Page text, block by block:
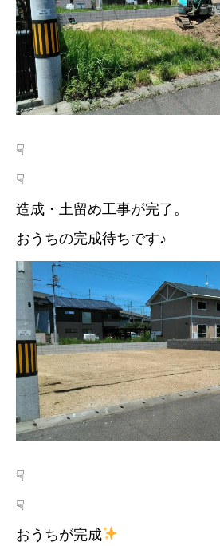
☟
☟
造成・土留め工事が完了。
おうちの完成待ちです♪
☟
☟
おうちが完成